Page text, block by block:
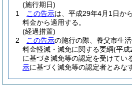
(施行期日)
1
この告示は、平成29年4月1日か
料金から適用する。
(経過措置)
2
この告示の施行の際、養父市生
料金軽減・減免に関する要綱(平成
に基づき減免等の認定を受けてい
示に基づく減免等の認定者とみな